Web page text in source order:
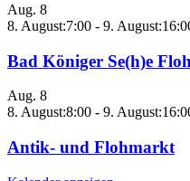
Aug. 8
8. August:7:00 - 9.
Bad Königer Se(h)e
Aug. 8
8. August:8:00 - 9.
Antik- und Flohmarkt